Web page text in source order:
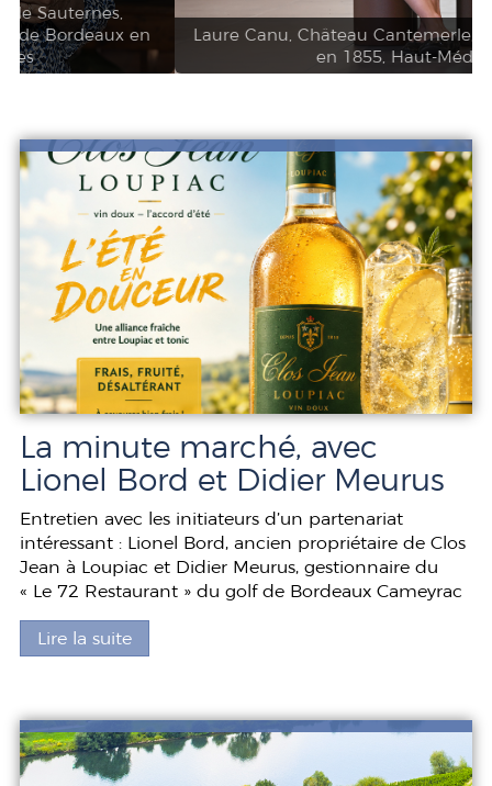
Laure Canu, Château Cantemerle, Grand cru classé
en 1855, Haut-Médoc
La minute marché, avec
Lionel Bord et Didier Meurus
Entretien avec les initiateurs d’un partenariat
intéressant : Lionel Bord, ancien propriétaire de Clos
Jean à Loupiac et Didier Meurus, gestionnaire du
« Le 72 Restaurant » du golf de Bordeaux Cameyrac
Lire la suite